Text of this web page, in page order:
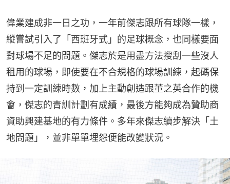
偉業建成非一日之功，一年前傑志跟所有球隊一樣，
縱嘗試引入了「西班牙式」的足球概念，也同樣要面
對球場不足的問題。傑志於是用盡方法搜刮一些沒人
租用的球場，即使要在不合規格的球場訓練，起碼保
持到一定訓練時數，加上主動創造跟董之英合作的機
會，傑志的青訓計劃有成績，最後方能夠成為贊助商
資助興建基地的有力條件。多年來傑志續步解決「土
地問題」，並非單單埋怨便能改變狀況。